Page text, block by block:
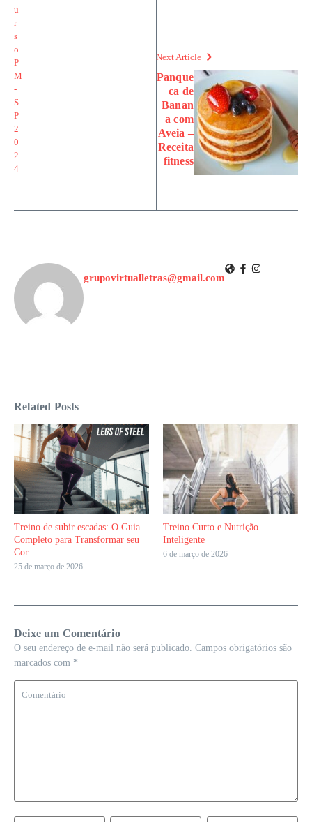
Next Article
Panque
ca de
Banan
a com
Aveia –
Receita
fitness
grupovirtualletras@gmail.com
Related Posts
Treino de subir escadas: O Guia
Completo para Transformar seu
Cor ...
25 de março de 2026
Treino Curto e Nutrição
Inteligente
6 de março de 2026
Deixe um Comentário
O seu endereço de e-mail não será publicado. Campos obrigatórios são
marcados com *